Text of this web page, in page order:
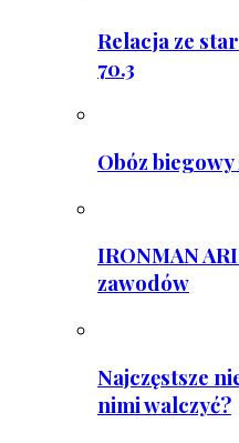
Relacja ze
70.3
Obóz biegowy
IRONMAN
zawodów
Najczęstsze
nimi walczyć?